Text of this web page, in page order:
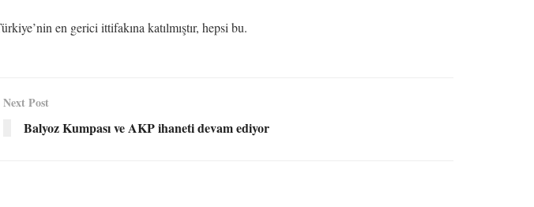
en gerici ittifakına katılmıştır, hepsi bu.
Next Post
Balyoz Kumpası ve AKP ihaneti devam ediyor